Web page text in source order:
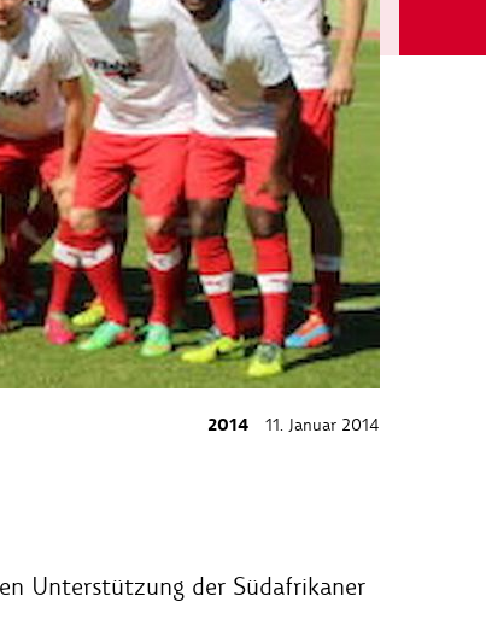
2014 11. Januar 2014
Unterstützung der Südafrikaner